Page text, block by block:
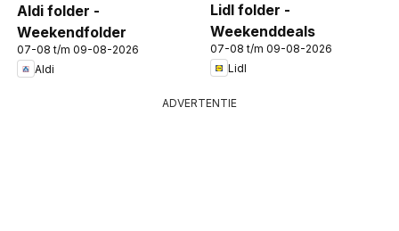
Aldi folder -
Weekendfolder
07-08 t/m 09-08-2026
Aldi
Lidl folder -
Weekenddeals
07-08 t/m 09-08-2026
Lidl
ADVERTENTIE